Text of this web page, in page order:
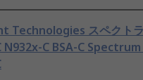
Technologies スペクト
N932x-C BSA-C